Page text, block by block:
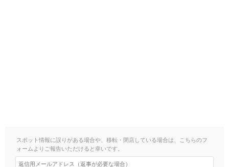
スポット情報に誤りがある場合や、移転・閉店している場合は、こちらのフ
ォームよりご報告いただけると幸いです。